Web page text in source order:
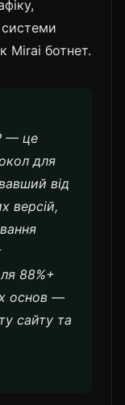
Mirai ботнет.
— це
для
від
версій,
88%+
основ —
сайту та